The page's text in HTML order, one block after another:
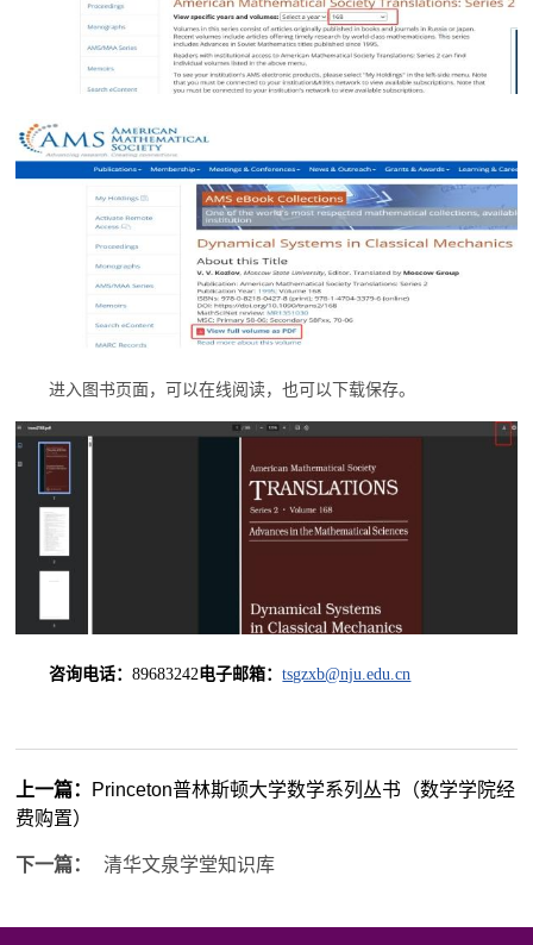
进入图书页面，可以在线阅读，也可以下载保存。
咨询电话：89683242电子邮箱：tsgzxb@nju.edu.cn
上一篇： Princeton普林斯顿大学数学系列丛书（数学学院经
费购置）
下一篇： 清华文泉学堂知识库